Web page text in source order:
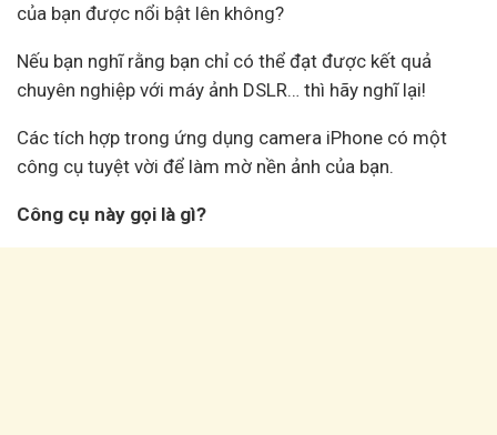
của bạn được nổi bật lên không?
Nếu bạn nghĩ rằng bạn chỉ có thể đạt được kết quả
chuyên nghiệp với máy ảnh DSLR… thì hãy nghĩ lại!
Các tích hợp trong ứng dụng camera iPhone có một
công cụ tuyệt vời để làm mờ nền ảnh của bạn.
Công cụ này gọi là gì?